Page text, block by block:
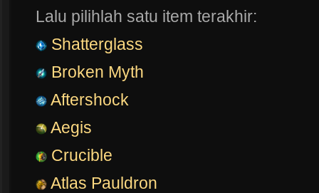
Lalu pilihlah satu item terakhir:
Shatterglass
Broken Myth
Aftershock
Aegis
Crucible
Atlas Pauldron